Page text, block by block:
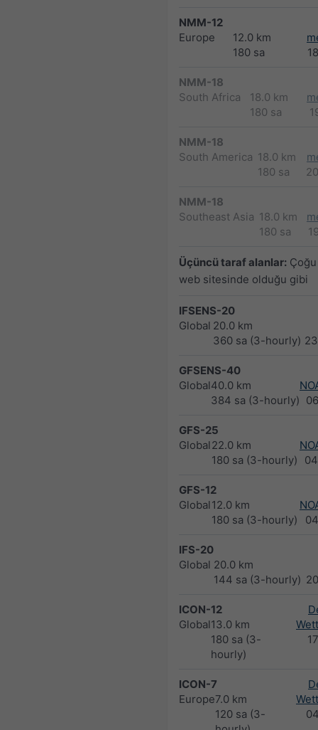
NMM-12
Europe
12.0 km
180 sa
NMM-18
South Africa
18.0 km
180 sa
NMM-18
South America 18.0 km
180 sa
NMM-18
Southeast Asia 18.0 km
180 sa
Üçüncü taraf alanlar:
web sitesinde olduğu gibi
IFSENS-20
Global 20.0 km
360 sa (3-hourly)
GFSENS-40
Global40.0 km
384 sa (3-hourly)
GFS-25
Global22.0 km
180 sa (3-hourly)
GFS-12
Global12.0 km
180 sa (3-hourly)
IFS-20
Global 20.0 km
144 sa (3-hourly)
ICON-12
Global13.0 km
180 sa (3-
hourly)
ICON-7
Europe7.0 km
120 sa (3-